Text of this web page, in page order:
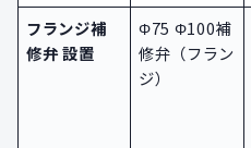
フランジ補
修弁 設置
Φ75 Φ100補
修弁（フラン
ジ）